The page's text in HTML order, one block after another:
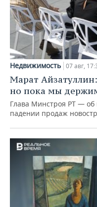
Недвижимость 07 авг,
Марат
но пока мы
Глава Минстроя РТ — об
падении продаж